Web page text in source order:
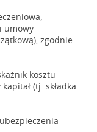
umowy
zgodnie
kosztu
(tj. składka
=